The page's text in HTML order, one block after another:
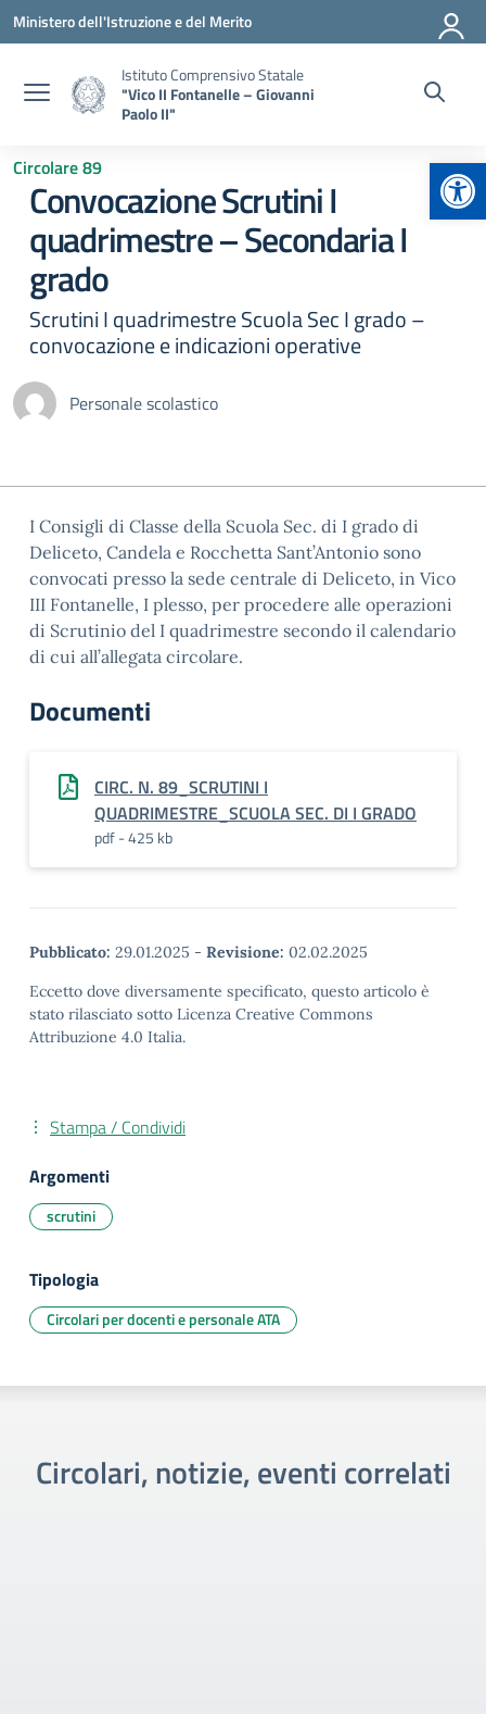
Vai ai contenuti
Vai al menu di navigazione
Vai al footer
Ministero dell'Istruzione e del Merito
Istituto Comprensivo Statale
"Vico II Fontanelle – Giovanni
Paolo II"
Circolare 89
Convocazione Scrutini I
quadrimestre – Secondaria I
grado
Scrutini I quadrimestre Scuola Sec I grado –
convocazione e indicazioni operative
Personale scolastico
I Consigli di Classe della Scuola Sec. di I grado di
Deliceto, Candela e Rocchetta Sant’Antonio sono
convocati presso la sede centrale di Deliceto, in Vico
III Fontanelle, I plesso, per procedere alle operazioni
di Scrutinio del I quadrimestre secondo il calendario
di cui all’allegata circolare.
Documenti
CIRC. N. 89_SCRUTINI I
QUADRIMESTRE_SCUOLA SEC. DI I GRADO
pdf - 425 kb
Pubblicato: 29.01.2025 - Revisione: 02.02.2025
Eccetto dove diversamente specificato, questo articolo è
stato rilasciato sotto Licenza Creative Commons
Attribuzione 4.0 Italia.
Stampa / Condividi
Argomenti
scrutini
Tipologia
Circolari per docenti e personale ATA
Circolari, notizie, eventi correlati